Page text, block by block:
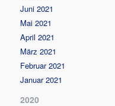
Juni 2021
Mai 2021
April 2021
März 2021
Februar 2021
Januar 2021
2020